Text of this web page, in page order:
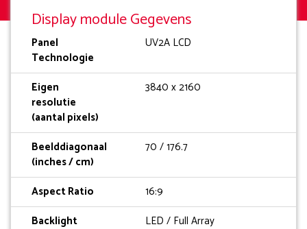
Display module Gegevens
Panel
Technologie
UV2A LCD
Eigen
resolutie
(aantal pixels)
3840 x 2160
Beelddiagonaal
(inches / cm)
70 / 176.7
Aspect Ratio
16:9
Backlight
LED / Full Array